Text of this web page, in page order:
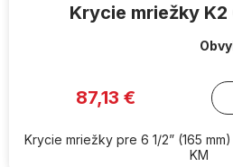
Krycie mriežky K2
87,13 €
Krycie mriežky pre 6 1/2” (165
KM